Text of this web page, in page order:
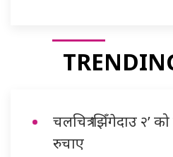
चलचित्र ‘झिँगेदाउ २’
रुचाए